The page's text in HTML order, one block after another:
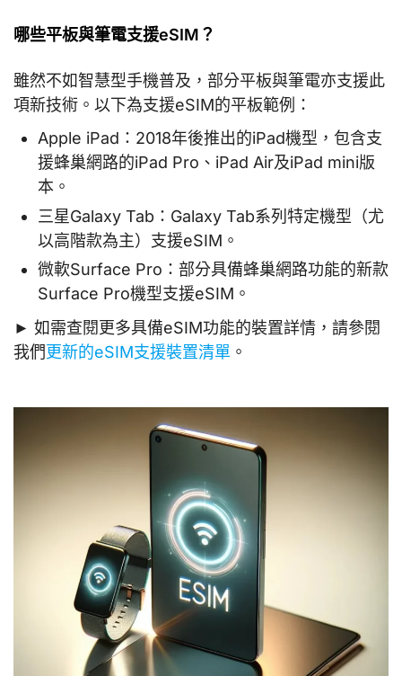
哪些平板與筆電支援eSIM？
雖然不如智慧型手機普及，部分平板與筆電亦支援此
項新技術。以下為支援eSIM的平板範例：
Apple iPad：2018年後推出的iPad機型，包含支
援蜂巢網路的iPad Pro、iPad Air及iPad mini版
本。
三星Galaxy Tab：Galaxy Tab系列特定機型（尤
以高階款為主）支援eSIM。
微軟Surface Pro：部分具備蜂巢網路功能的新款
Surface Pro機型支援eSIM。
► 如需查閱更多具備eSIM功能的裝置詳情，請參閱
我們更新的eSIM支援裝置清單 。